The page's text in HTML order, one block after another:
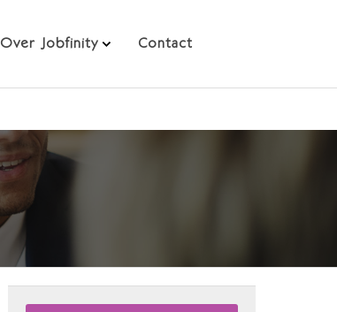
Over Jobfinity Contact
Direct solliciteren